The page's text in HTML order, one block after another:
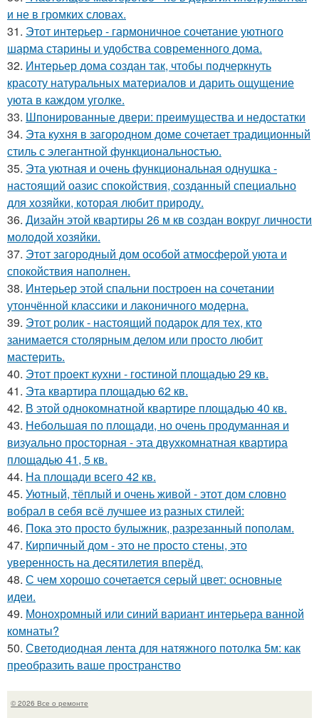
и не в громких словах.
31. Этот интерьер - гармоничное сочетание уютного
шарма старины и удобства современного дома.
32. Интерьер дома создан так, чтобы подчеркнуть
красоту натуральных материалов и дарить ощущение
уюта в каждом уголке.
33. Шпонированные двери: преимущества и недостатки
34. Эта кухня в загородном доме сочетает традиционный
стиль с элегантной функциональностью.
35. Эта уютная и очень функциональная однушка -
настоящий оазис спокойствия, созданный специально
для хозяйки, которая любит природу.
36. Дизайн этой квартиры 26 м кв создан вокруг личности
молодой хозяйки.
37. Этот загородный дом особой атмосферой уюта и
спокойствия наполнен.
38. Интерьер этой спальни построен на сочетании
утончённой классики и лаконичного модерна.
39. Этот ролик - настоящий подарок для тех, кто
занимается столярным делом или просто любит
мастерить.
40. Этот проект кухни - гостиной площадью 29 кв.
41. Эта квартира площадью 62 кв.
42. В этой однокомнатной квартире площадью 40 кв.
43. Небольшая по площади, но очень продуманная и
визуально просторная - эта двухкомнатная квартира
площадью 41, 5 кв.
44. На площади всего 42 кв.
45. Уютный, тёплый и очень живой - этот дом словно
вобрал в себя всё лучшее из разных стилей:
46. Пока это просто булыжник, разрезанный пополам.
47. Кирпичный дом - это не просто стены, это
уверенность на десятилетия вперёд.
48. С чем хорошо сочетается серый цвет: основные
идеи.
49. Монохромный или синий вариант интерьера ванной
комнаты?
50. Светодиодная лента для натяжного потолка 5м: как
преобразить ваше пространство
© 2026 Все о ремонте